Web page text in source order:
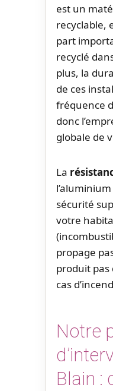
est un
recyclable,
part
recyclé
plus, la
de ces
fréquence
donc
globale de
La
sécurité
votre
propage
produit pas
cas
Notre
Blain :